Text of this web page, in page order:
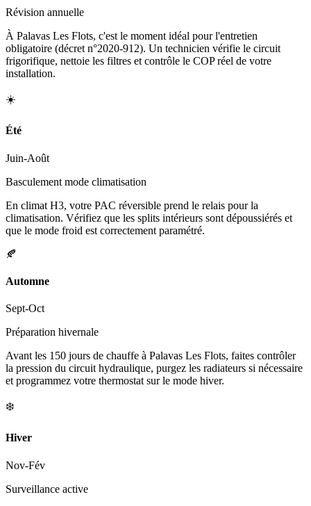
Révision annuelle
À Palavas Les Flots, c'est le moment idéal pour l'entretien
obligatoire (décret n°2020-912). Un technicien vérifie le circuit
frigorifique, nettoie les filtres et contrôle le COP réel de votre
installation.
☀️
Été
Juin-Août
Basculement mode climatisation
En climat H3, votre PAC réversible prend le relais pour la
climatisation. Vérifiez que les splits intérieurs sont dépoussiérés et
que le mode froid est correctement paramétré.
🍂
Automne
Sept-Oct
Préparation hivernale
Avant les 150 jours de chauffe à Palavas Les Flots, faites contrôler
la pression du circuit hydraulique, purgez les radiateurs si nécessaire
et programmez votre thermostat sur le mode hiver.
❄️
Hiver
Nov-Fév
Surveillance active